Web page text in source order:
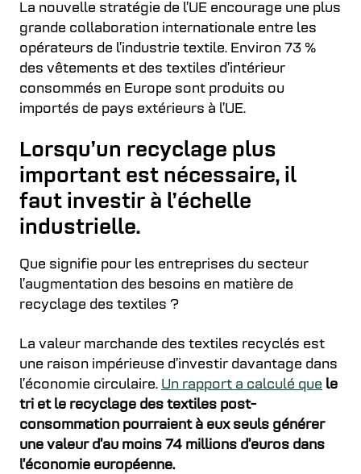
La nouvelle stratégie de l’UE encourage une plus
grande collaboration internationale entre les
opérateurs de l’industrie textile. Environ 73 %
des vêtements et des textiles d’intérieur
consommés en Europe sont produits ou
importés de pays extérieurs à l’UE.
Lorsqu’un recyclage plus
important est nécessaire, il
faut investir à l’échelle
industrielle.
Que signifie pour les entreprises du secteur
l’augmentation des besoins en matière de
recyclage des textiles ?
La valeur marchande des textiles recyclés est
une raison impérieuse d’investir davantage dans
l’économie circulaire. Un rapport a calculé que le
tri et le recyclage des textiles post-
consommation pourraient à eux seuls générer
une valeur d’au moins 74 millions d’euros dans
l’économie européenne.